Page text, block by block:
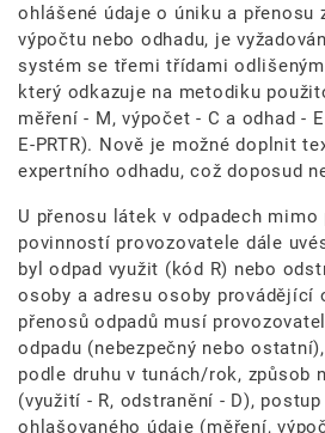
ohlášené údaje o úniku a přenosu
výpočtu nebo odhadu, je
systém se třemi třídami
který odkazuje na metodiku
měření - M, výpočet - C a odhad -
E-PRTR). Nově je možné doplnit
expertního odhadu, což doposud
U přenosu látek v odpadech mimo
povinností provozovatele dále
byl odpad využit (kód R) nebo
osoby a adresu osoby provádějící
přenosů odpadů musí
odpadu (nebezpečný nebo
podle druhu v tunách/rok, způsob
(využití - R, odstranění - D),
ohlašovaného údaje (měření,